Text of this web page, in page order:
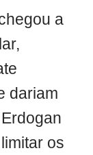
a
dariam
os